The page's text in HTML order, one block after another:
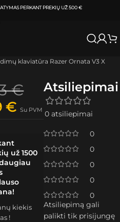
IR VILNIUJEPER0-3 DARBO DIENAS.
klaviatūra Razer Ornata V3 X
€
€ Su PVM
už 1500
kiekis
!
Atsiliepimai
0 atsiliepimai
0
0
0
0
0
Atsiliepimą gali
palikti tik prisijungę